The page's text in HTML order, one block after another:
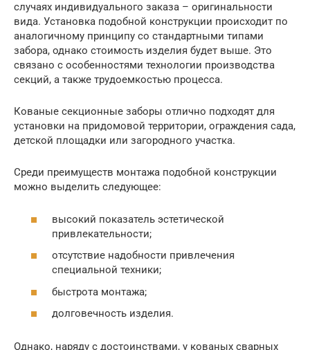
случаях индивидуального заказа – оригинальности
вида. Установка подобной конструкции происходит по
аналогичному принципу со стандартными типами
забора, однако стоимость изделия будет выше. Это
связано с особенностями технологии производства
секций, а также трудоемкостью процесса.
Кованые секционные заборы отлично подходят для
установки на придомовой территории, ограждения сада,
детской площадки или загородного участка.
Среди преимуществ монтажа подобной конструкции
можно выделить следующее:
высокий показатель эстетической
привлекательности;
отсутствие надобности привлечения
специальной техники;
быстрота монтажа;
долговечность изделия.
Однако, наряду с достоинствами, у кованых сварных